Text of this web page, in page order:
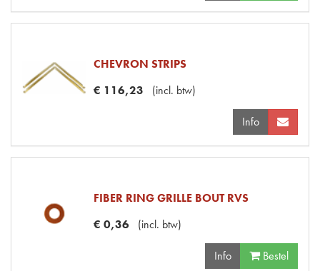
CHEVRON STRIPS
€ 116,23 (incl. btw)
Info
FIBER RING GRILLE BOUT RVS
€ 0,36 (incl. btw)
Info Bestel